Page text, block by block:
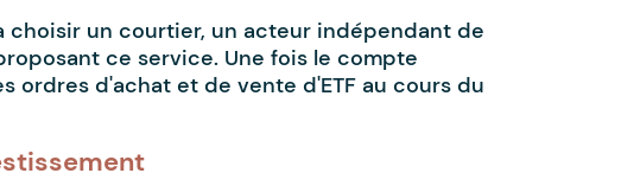
choisir un courtier, un acteur indépendant de
ce service. Une fois le compte
ordres d'achat et de vente d'ETF au cours du